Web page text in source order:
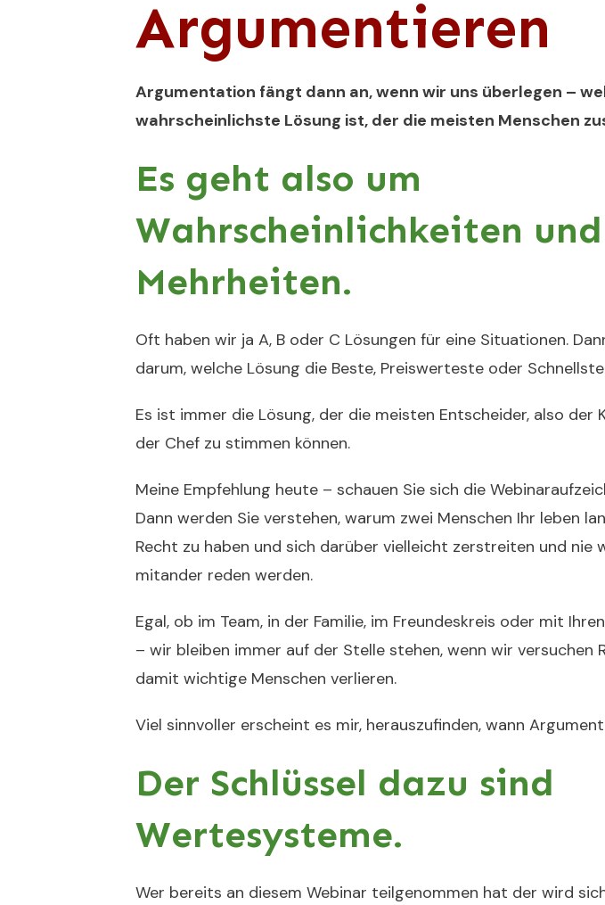
Argumentieren
Argumentation fängt dann an, wenn wir uns überlegen –
wahrscheinlichste Lösung ist, der die meisten Menschen
Es geht also um
Wahrscheinlichkeiten
Mehrheiten.
Oft haben wir ja A, B oder C Lösungen für eine Situationen.
darum, welche Lösung die Beste, Preiswerteste oder
Es ist immer die Lösung, der die meisten Entscheider, also der
der Chef zu stimmen können.
Meine Empfehlung heute – schauen Sie sich die
Dann werden Sie verstehen, warum zwei Menschen Ihr leben
Recht zu haben und sich darüber vielleicht zerstreiten und nie
mitander reden werden.
Egal, ob im Team, in der Familie, im Freundeskreis oder mit
– wir bleiben immer auf der Stelle stehen, wenn wir versuchen
damit wichtige Menschen verlieren.
Viel sinnvoller erscheint es mir, herauszufinden, wann
Der Schlüssel dazu sind
Wertesysteme.
Wer bereits an diesem Webinar teilgenommen hat der wird